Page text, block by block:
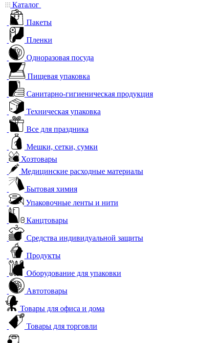
Каталог
Пакеты
Пленки
Одноразовая посуда
Пищевая упаковка
Санитарно-гигиеническая продукция
Техническая упаковка
Все для праздника
Мешки, сетки, сумки
Хозтовары
Медицинские расходные материалы
Бытовая химия
Упаковочные ленты и нити
Канцтовары
Средства индивидуальной защиты
Продукты
Оборудование для упаковки
Автотовары
Товары для офиса и дома
Товары для торговли